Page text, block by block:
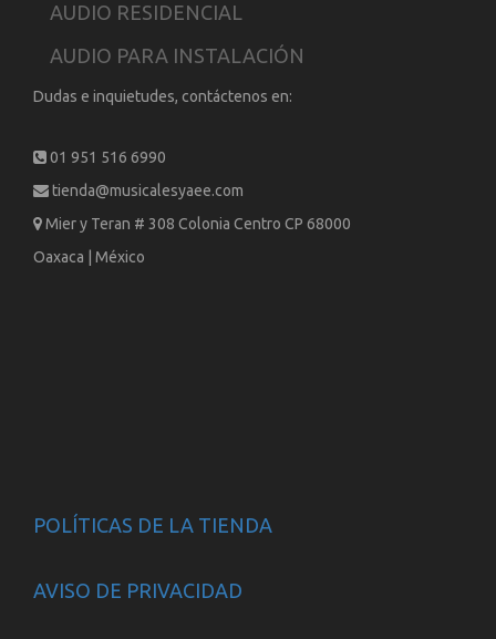
AUDIO RESIDENCIAL
AUDIO PARA INSTALACIÓN
Dudas e inquietudes, contáctenos en:
01 951 516 6990
tienda@musicalesyaee.com
Mier y Teran # 308 Colonia Centro CP 68000
Oaxaca | México
POLÍTICAS DE LA TIENDA
AVISO DE PRIVACIDAD